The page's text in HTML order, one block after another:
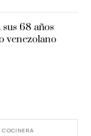
68 años
venezolano
COCINERA